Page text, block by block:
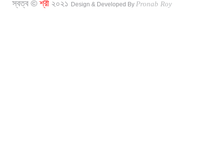
স্বত্ব ©শ্রী ২০২১ Design & Developed By Pronab Roy